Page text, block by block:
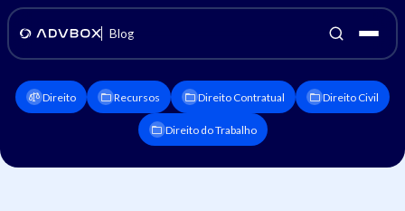
Blog
Direito Recursos Direito Contratual Direito Civil
Direito do Trabalho